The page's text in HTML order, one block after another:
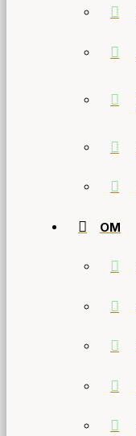
OM